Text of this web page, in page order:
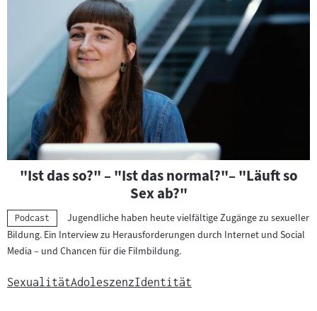
"Ist das so?" – "Ist das normal?"– "Läuft so
Sex ab?"
Kategorie:
Podcast
Jugendliche haben heute vielfältige Zugänge zu sexueller
Bildung. Ein Interview zu Herausforderungen durch Internet und Social
Media – und Chancen für die Filmbildung.
SexualitätAdoleszenzIdentität